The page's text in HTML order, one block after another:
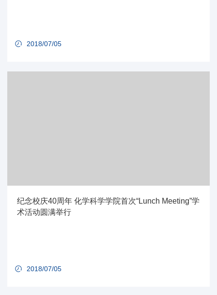
2018/07/05
纪念校庆40周年 化学科学学院首次“Lunch Meeting”学
术活动圆满举行
2018/07/05